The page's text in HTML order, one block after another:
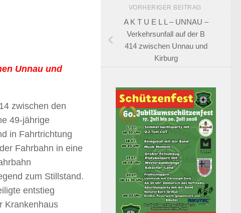
Unnau und
zwischen den
49-jährige
in Fahrtrichtung
Fahrbahn in eine
zum Stillstand.
entstieg
Krankenhaus
VORHERIGER BEITRAG
A K T U E L L – UNNAU –
Verkehrsunfall auf der B
414 zwischen Unnau und
Kirburg